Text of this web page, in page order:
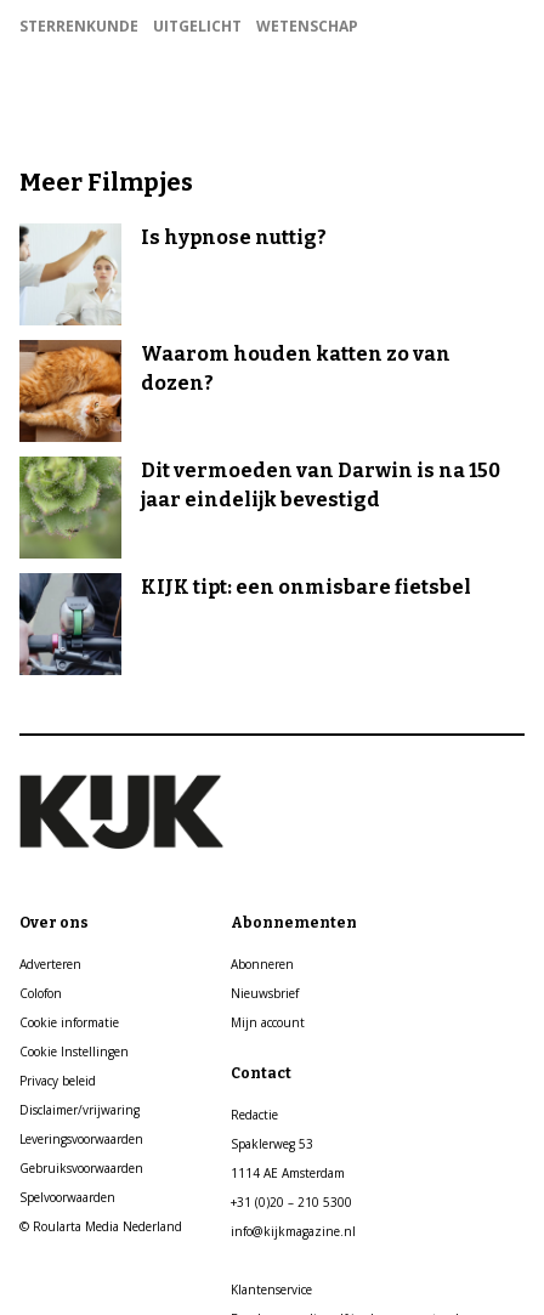
STERRENKUNDE
UITGELICHT WETENSCHAP
Meer Filmpjes
Is hypnose nuttig?
Waarom houden katten zo van
dozen?
Dit vermoeden van Darwin is na 150
jaar eindelijk bevestigd
KIJK tipt: een onmisbare fietsbel
Over ons
Adverteren
Colofon
Cookie informatie
Cookie Instellingen
Privacy beleid
Disclaimer/vrijwaring
Leveringsvoorwaarden
Gebruiksvoorwaarden
Spelvoorwaarden
© Roularta Media Nederland
Abonnementen
Abonneren
Nieuwsbrief
Mijn account
Contact
Redactie
Spaklerweg 53
1114 AE Amsterdam
+31 (0)20 – 210 5300
info@kijkmagazine.nl
Klantenservice